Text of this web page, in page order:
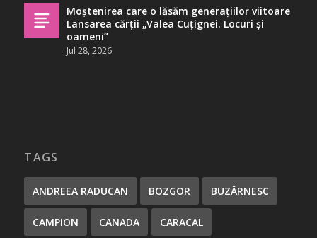
Moștenirea care o lăsăm generațiilor viitoare
Lansarea cărții „Valea Cuțignei. Locuri și
oameni”
Jul 28, 2026
TAGS
ANDREEA RADUCAN BOZGOR BUZĂRNESC
CAMPION CANADA CARACAL